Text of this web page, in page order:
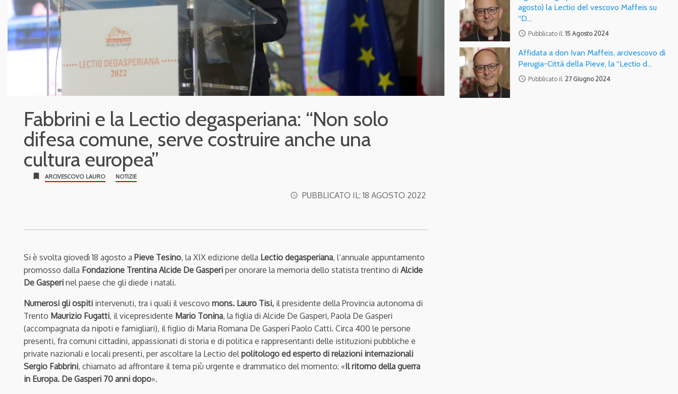
Fabbrini e la Lectio degasperiana: “Non solo
difesa comune, serve costruire anche una
cultura europea”
bookmark ARCIVESCOVO LAURO NOTIZIE
access_time PUBBLICATO IL:18 AGOSTO 2022
Si è svolta giovedì 18 agosto a Pieve Tesino, la XIX edizione della Lectio degasperiana, l’annuale appuntamento
promosso dalla Fondazione Trentina Alcide De Gasperi per onorare la memoria dello statista trentino di Alcide
De Gasperi nel paese che gli diede i natali.
Numerosi gli ospiti intervenuti, tra i quali il vescovo mons. Lauro Tisi, il presidente della Provincia autonoma di
Trento Maurizio Fugatti, il vicepresidente Mario Tonina, la figlia di Alcide De Gasperi, Paola De Gasperi
(accompagnata da nipoti e famigliari), il figlio di Maria Romana De Gasperi Paolo Catti. Circa 400 le persone
presenti, fra comuni cittadini, appassionati di storia e di politica e rappresentanti delle istituzioni pubbliche e
private nazionali e locali presenti, per ascoltare la Lectio delpolitologo ed esperto di relazioni internazionali
Sergio Fabbrini, chiamato ad affrontare il tema più urgente e drammatico del momento: «Il ritorno della guerra
in Europa. De Gasperi 70 anni dopo».
agosto) la Lectio del vescovo Maffeis su
“D…
access_time Pubblicato il:15 Agosto 2024
Affidata a don Ivan Maffeis, arcivescovo di
Perugia-Città della Pieve, la “Lectio d…
access_time Pubblicato il: 27 Giugno 2024